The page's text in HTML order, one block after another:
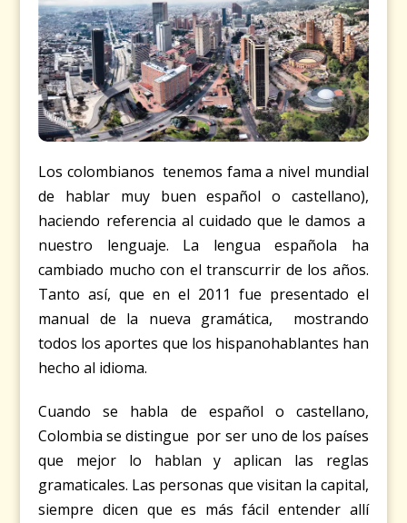
Los colombianos tenemos fama a nivel mundial
de hablar muy buen español o castellano),
haciendo referencia al cuidado que le damos a
nuestro lenguaje. La lengua española ha
cambiado mucho con el transcurrir de los años.
Tanto así, que en el 2011 fue presentado el
manual de la nueva gramática, mostrando
todos los aportes que los hispanohablantes han
hecho al idioma.
Cuando se habla de español o castellano,
Colombia se distingue por ser uno de los países
que mejor lo hablan y aplican las reglas
gramaticales. Las personas que visitan la capital,
siempre dicen que es más fácil entender allí